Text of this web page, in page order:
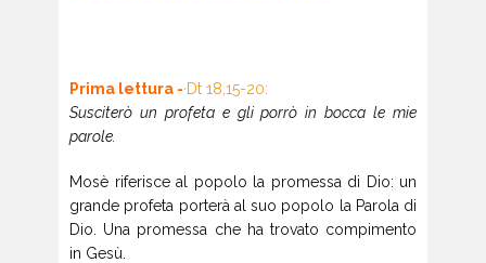
Prima lettura -·Dt 18,15-20:
Susciterò un profeta e gli porrò in bocca le mie
parole.
Mosè riferisce al popolo la promessa di Dio: un
grande profeta porterà al suo popolo la Parola di
Dio. Una promessa che ha trovato compimento
in Gesù.